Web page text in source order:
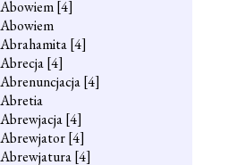
Abowiem[4]
Abowiem
Abrahamita[4]
Abrecja[4]
Abrenuncjacja[4]
Abretia
Abrewjacja[4]
Abrewjator[4]
Abrewjatura[4]